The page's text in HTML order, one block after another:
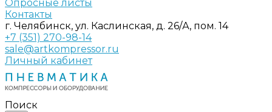
Опросные листы
Контакты
г. Челябинск, ул. Каслинская, д. 26/А, пом. 14
+7 (351) 270-98-14
sale@artkompressor.ru
Личный кабинет
Поиск